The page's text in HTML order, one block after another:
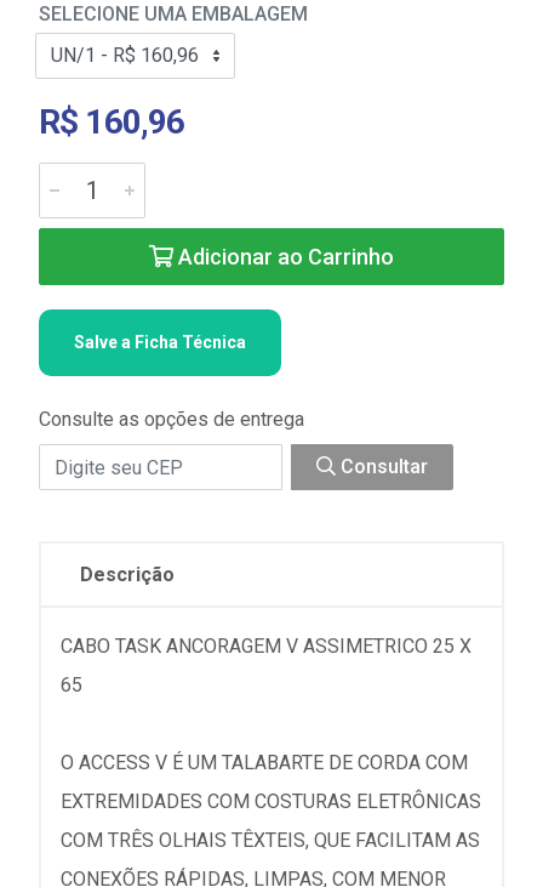
SELECIONE UMA EMBALAGEM
R$ 160,96
Adicionar ao Carrinho
Salve a Ficha Técnica
Consulte as opções de entrega
Consultar
Descrição
CABO TASK ANCORAGEM V ASSIMETRICO 25 X
65
O ACCESS V É UM TALABARTE DE CORDA COM
EXTREMIDADES COM COSTURAS ELETRÔNICAS
COM TRÊS OLHAIS TÊXTEIS, QUE FACILITAM AS
CONEXÕES RÁPIDAS, LIMPAS, COM MENOR